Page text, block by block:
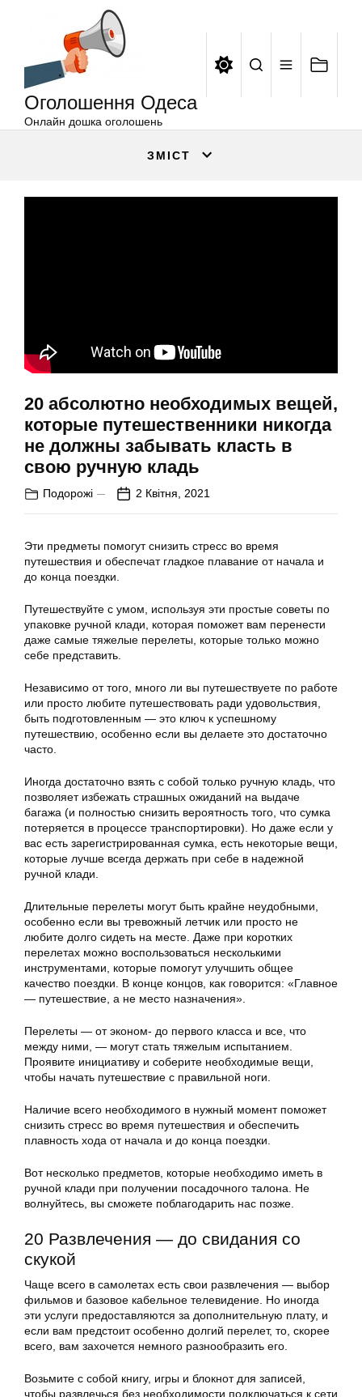
Оголошення Одеса
Онлайн дошка оголошень
ЗМІСТ
20 абсолютно необходимых вещей,
которые путешественники никогда
не должны забывать класть в
свою ручную кладь
Подорожі 2 Квітня, 2021
Эти предметы помогут снизить стресс во время
путешествия и обеспечат гладкое плавание от начала и
до конца поездки.
Путешествуйте с умом, используя эти простые советы по
упаковке ручной клади, которая поможет вам перенести
даже самые тяжелые перелеты, которые только можно
себе представить.
Независимо от того, много ли вы путешествуете по работе
или просто любите путешествовать ради удовольствия,
быть подготовленным — это ключ к успешному
путешествию, особенно если вы делаете это достаточно
часто.
Иногда достаточно взять с собой только ручную кладь, что
позволяет избежать страшных ожиданий на выдаче
багажа (и полностью снизить вероятность того, что сумка
потеряется в процессе транспортировки). Но даже если у
вас есть зарегистрированная сумка, есть некоторые вещи,
которые лучше всегда держать при себе в надежной
ручной клади.
Длительные перелеты могут быть крайне неудобными,
особенно если вы тревожный летчик или просто не
любите долго сидеть на месте. Даже при коротких
перелетах можно воспользоваться несколькими
инструментами, которые помогут улучшить общее
качество поездки. В конце концов, как говорится: «Главное
— путешествие, а не место назначения».
Перелеты — от эконом- до первого класса и все, что
между ними, — могут стать тяжелым испытанием.
Проявите инициативу и соберите необходимые вещи,
чтобы начать путешествие с правильной ноги.
Наличие всего необходимого в нужный момент поможет
снизить стресс во время путешествия и обеспечить
плавность хода от начала и до конца поездки.
Вот несколько предметов, которые необходимо иметь в
ручной клади при получении посадочного талона. Не
волнуйтесь, вы сможете поблагодарить нас позже.
20 Развлечения — до свидания со
скукой
Чаще всего в самолетах есть свои развлечения — выбор
фильмов и базовое кабельное телевидение. Но иногда
эти услуги предоставляются за дополнительную плату, и
если вам предстоит особенно долгий перелет, то, скорее
всего, вам захочется немного разнообразить его.
Возьмите с собой книгу, игры и блокнот для записей,
чтобы развлечься без необходимости подключаться к сети